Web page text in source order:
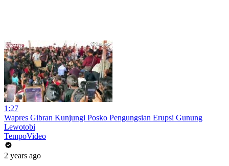
1:27
Wapres Gibran Kunjungi Posko Pengungsian Erupsi Gunung
Lewotobi
TempoVideo
2 years ago